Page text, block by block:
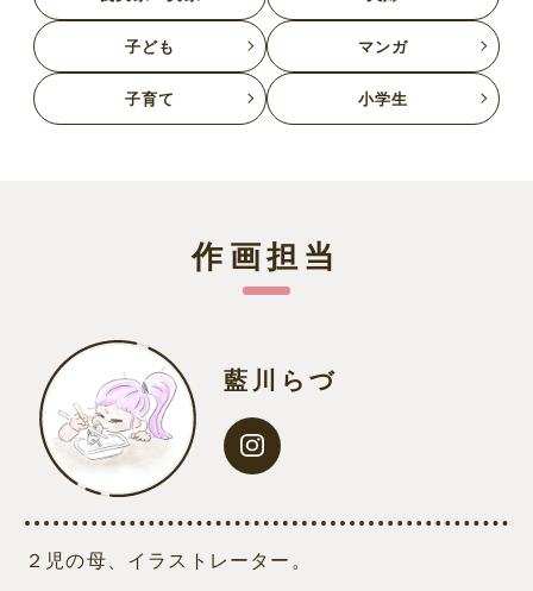
子ども マンガ
子育て 小学生
作画担当
藍川らづ
２児の母、イラストレーター。